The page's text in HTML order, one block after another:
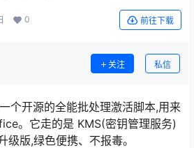
0 前往下载
关注 私信
个开源的全能批处理激活脚本,用来
。它走的是 KMS(密钥管理服务)
级版,绿色便携、不报毒。